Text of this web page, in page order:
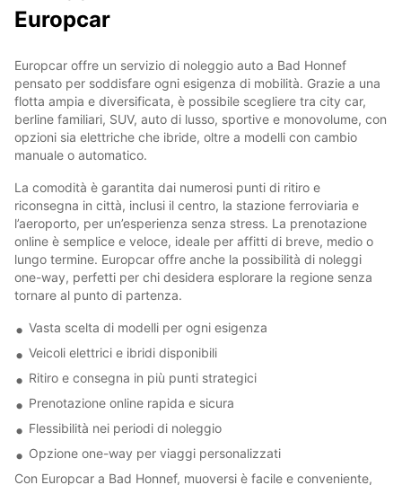
Europcar
Europcar offre un servizio di noleggio auto a Bad Honnef
pensato per soddisfare ogni esigenza di mobilità. Grazie a una
flotta ampia e diversificata, è possibile scegliere tra city car,
berline familiari, SUV, auto di lusso, sportive e monovolume, con
opzioni sia elettriche che ibride, oltre a modelli con cambio
manuale o automatico.
La comodità è garantita dai numerosi punti di ritiro e
riconsegna in città, inclusi il centro, la stazione ferroviaria e
l’aeroporto, per un’esperienza senza stress. La prenotazione
online è semplice e veloce, ideale per affitti di breve, medio o
lungo termine. Europcar offre anche la possibilità di noleggi
one-way, perfetti per chi desidera esplorare la regione senza
tornare al punto di partenza.
Vasta scelta di modelli per ogni esigenza
Veicoli elettrici e ibridi disponibili
Ritiro e consegna in più punti strategici
Prenotazione online rapida e sicura
Flessibilità nei periodi di noleggio
Opzione one-way per viaggi personalizzati
Con Europcar a Bad Honnef, muoversi è facile e conveniente,